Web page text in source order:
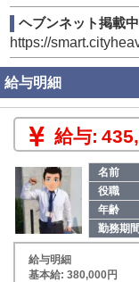
ヘブンネット掲載中
https://
給与明細
給与:
名前
役職
年齢
勤務期間
給与明細
基本給: 380,000円